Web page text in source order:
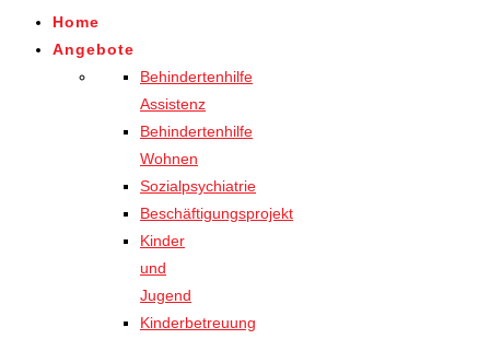
Home
Angebote
Behindertenhilfe
Assistenz
Behindertenhilfe
Wohnen
Sozialpsychiatrie
Beschäftigungsprojekt
Kinder
und
Jugend
Kinderbetreuung